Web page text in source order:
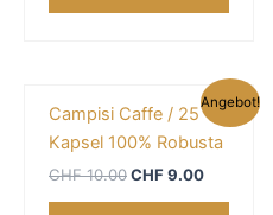
Angebot!
Campisi Caffe / 25
Kapsel 100% Robusta
CHF10.00
Ursprünglicher
Preis
war:
CHF 10.00
CHF9.00
Aktueller
Preis
ist:
CHF 9.00.